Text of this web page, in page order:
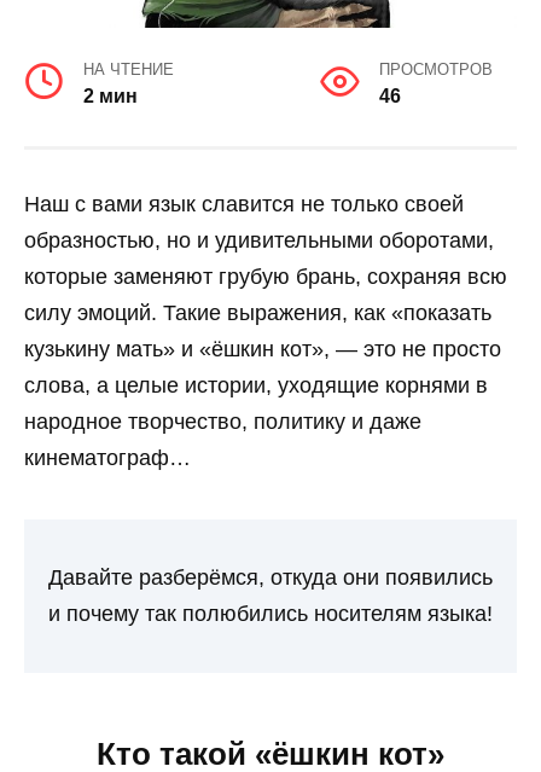
НА ЧТЕНИЕ
2 мин
ПРОСМОТРОВ
46
Наш с вами язык славится не только своей
образностью, но и удивительными оборотами,
которые заменяют грубую брань, сохраняя всю
силу эмоций. Такие выражения, как «показать
кузькину мать» и «ёшкин кот», — это не просто
слова, а целые истории, уходящие корнями в
народное творчество, политику и даже
кинематограф…
Давайте разберёмся, откуда они появились
и почему так полюбились носителям языка!
Кто такой «ёшкин кот»